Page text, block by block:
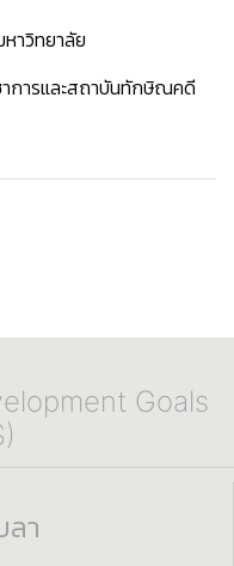
าวิทยาลัย
การและสถาบันทักษิณคดี
Goals
ลา